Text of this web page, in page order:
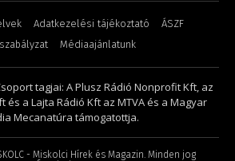
Adatkezelési tájékoztató
ÁSZF
Médiaajánlatunk
tagjai: A Plusz Rádió Nonprofit Kft, az
és a Lajta Rádió Kft az MTVA és a Magyar
Mecanatúra támogatottja.
- Miskolci Hírek és Magazin. Minden jog